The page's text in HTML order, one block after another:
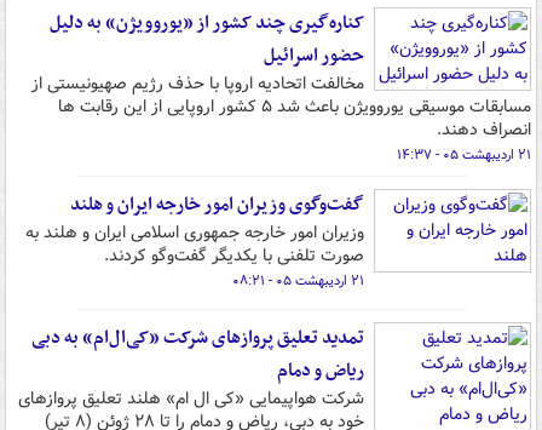
کناره‌گیری چند کشور از «یوروویژن» به دلیل
حضور اسرائیل
مخالفت اتحادیه اروپا با حذف رژیم صهیونیستی از
مسابقات موسیقی یوروویژن باعث شد ۵ کشور اروپایی از این رقابت ها
انصراف دهند.
۲۱ اردیبهشت ۰۵ - ۱۴:۳۷
گفت‌وگوی وزیران امور خارجه ایران و هلند
وزیران امور خارجه جمهوری اسلامی ایران و هلند به
صورت تلفنی با یکدیگر گفت‌وگو کردند.
۲۱ اردیبهشت ۰۵ - ۰۸:۲۱
تمدید تعلیق پروازهای شرکت «کی‌ال‌ام» به دبی
ریاض و دمام
شرکت هواپیمایی «کی ال ام» هلند تعلیق پروازهای
خود به دبی، ریاض و دمام را تا ۲۸ ژوئن (۸ تیر)